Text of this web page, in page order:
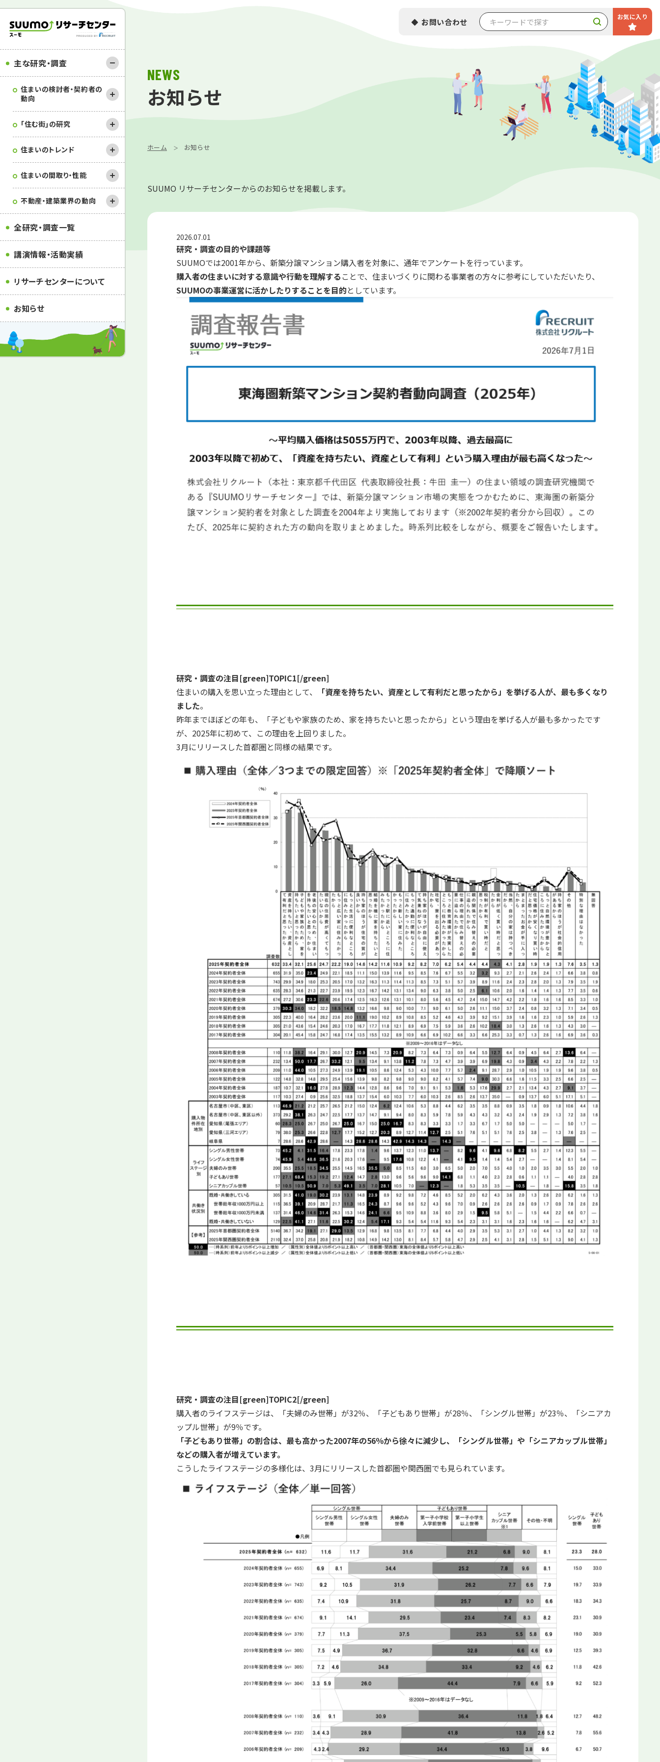
お問い合わせ お気に入り
主な研究・調査
住まいの検討者・契約者の
動向
｢住む街｣の研究
住まいのトレンド
住まいの間取り・性能
不動産・建築業界の動向
全研究・調査一覧
講演情報・活動実績
リサーチセンターについて
お知らせ
NEWS
お知らせ
ホーム お知らせ
SUUMO リサーチセンターからのお知らせを掲載します。
2026.07.01
研究・調査の目的や課題等
SUUMOでは2001年から、新築分譲マンション購入者を対象に、通年でアンケートを行っています。
購入者の住まいに対する意識や行動を理解する ことで、住まいづくりに関わる事業者の方々に参考にしていただいたり、
SUUMOの事業運営に活かしたりすることを目的としています。
研究・調査の注目[green]TOPIC1[/green]
住まいの購入を思い立った理由として、
「資産を持ちたい、資産として有利だと思ったから」を挙げる人が、最も多くなり
ました。
昨年までほぼどの年も、「子どもや家族のため、家を持ちたいと思ったから」という理由を挙げる人が最も多かったです
が、2025年に初めて、この理由を上回りました。
3月にリリースした首都圏と同様の結果です。
研究・調査の注目[green]TOPIC2[/green]
購入者のライフステージは、「夫婦のみ世帯」が32％、「子どもあり世帯」が28％、「シングル世帯」が23％、「シニアカ
ップル世帯」が9％です。
「子どもあり世帯」の割合は、最も高かった2007年の56％から徐々に減少し、「シングル世帯」や「シニアカップル世帯」
などの購入者が増えています。
こうしたライフステージの多様化は、3月にリリースした首都圏や関西圏でも見られています。